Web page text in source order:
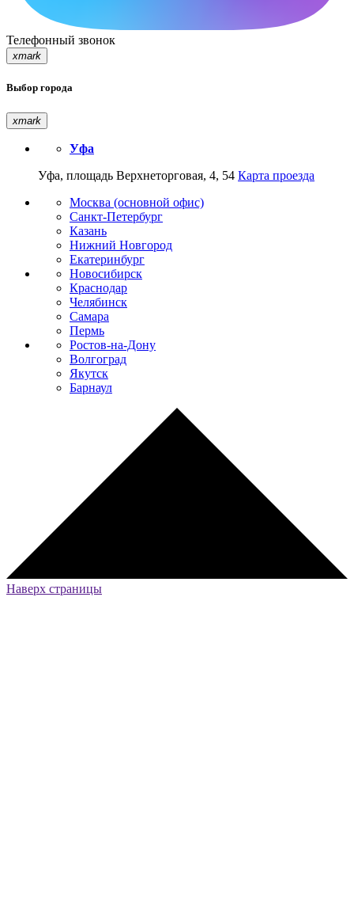
Телефонный звонок
xmark
Выбор города
xmark
Уфа
Уфа, площадь Верхнеторговая, 4, 54 Карта проезда
Москва (основной офис)
Санкт-Петербург
Казань
Нижний Новгород
Екатеринбург
Новосибирск
Краснодар
Челябинск
Самара
Пермь
Ростов-на-Дону
Волгоград
Якутск
Барнаул
Наверх страницы